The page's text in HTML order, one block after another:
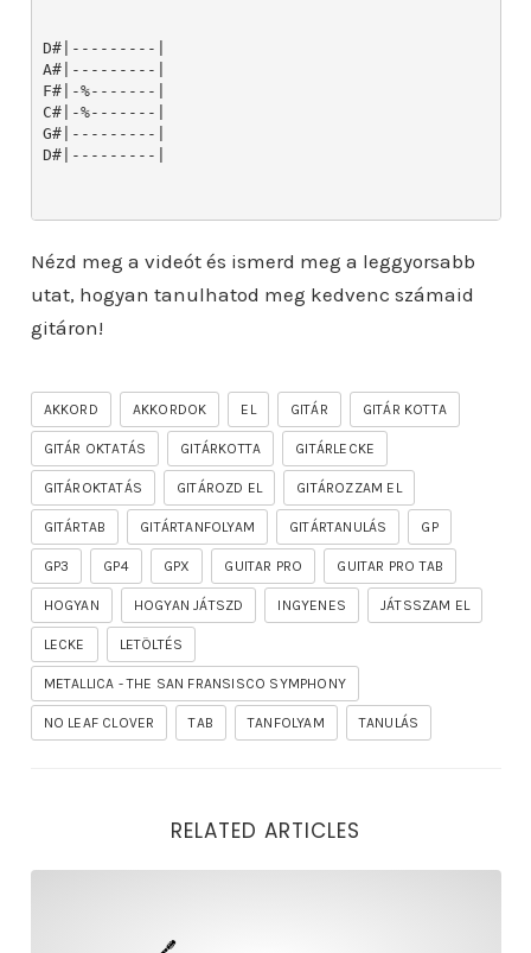
Nézd meg a videót és ismerd meg a leggyorsabb
utat, hogyan tanulhatod meg kedvenc számaid
gitáron!
AKKORD AKKORDOK EL GITÁR GITÁR KOTTA
GITÁR OKTATÁS GITÁRKOTTA GITÁRLECKE
GITÁROKTATÁS GITÁROZD EL GITÁROZZAM EL
GITÁRTAB GITÁRTANFOLYAM GITÁRTANULÁS GP
GP3 GP4 GPX GUITAR PRO GUITAR PRO TAB
HOGYAN HOGYAN JÁTSZD INGYENES JÁTSSZAM EL
LECKE LETÖLTÉS
METALLICA - THE SAN FRANSISCO SYMPHONY
NO LEAF CLOVER TAB TANFOLYAM TANULÁS
RELATED ARTICLES